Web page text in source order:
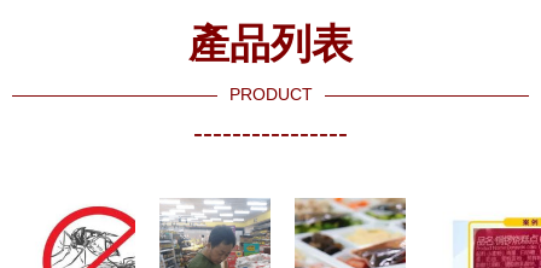
產品列表
PRODUCT
----------------